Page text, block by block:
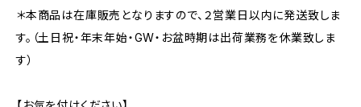
＊本商品は在庫販売となりますので、２営業日以内に発送致しま
す。（土日祝・年末年始・GW・お盆時期は出荷業務を休業致しま
す）